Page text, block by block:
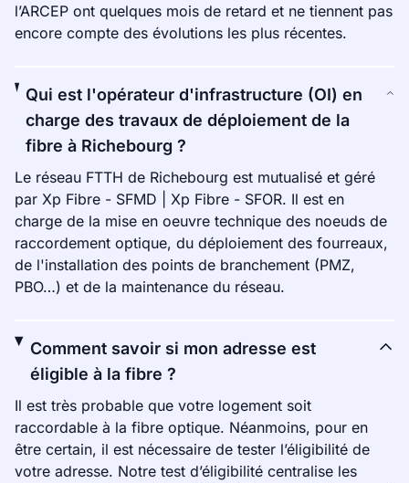
l’ARCEP ont quelques mois de retard et ne tiennent pas
encore compte des évolutions les plus récentes.
Qui est l'opérateur d'infrastructure (OI) en
charge des travaux de déploiement de la
fibre à Richebourg ?
Le réseau FTTH de Richebourg est mutualisé et géré
par Xp Fibre - SFMD | Xp Fibre - SFOR. Il est en
charge de la mise en oeuvre technique des noeuds de
raccordement optique, du déploiement des fourreaux,
de l'installation des points de branchement (PMZ,
PBO…) et de la maintenance du réseau.
Comment savoir si mon adresse est
éligible à la fibre ?
Il est très probable que votre logement soit
raccordable à la fibre optique. Néanmoins, pour en
être certain, il est nécessaire de tester l’éligibilité de
votre adresse. Notre test d’éligibilité centralise les